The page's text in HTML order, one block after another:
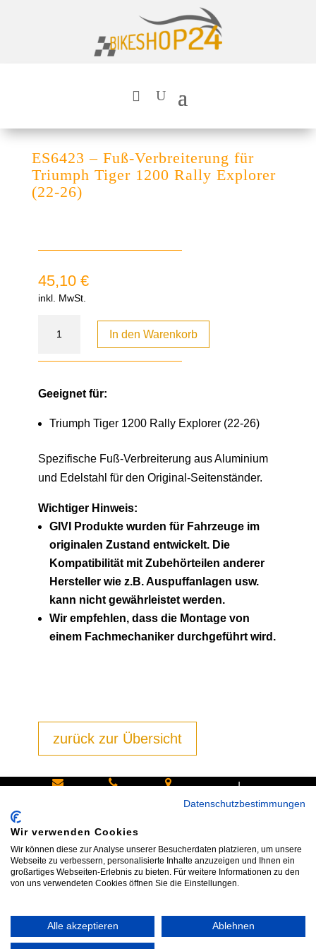
ES6423 – Fuß-Verbreiterung für
Triumph Tiger 1200 Rally Explorer
(22-26)
45,10 €
inkl. MwSt.
In den Warenkorb
Geeignet für:
Triumph Tiger 1200 Rally Explorer (22-26)
Spezifische Fuß-Verbreiterung aus Aluminium
und Edelstahl für den Original-Seitenständer.
Wichtiger Hinweis:
GIVI Produkte wurden für Fahrzeuge im
originalen Zustand entwickelt. Die
Kompatibilität mit Zubehörteilen anderer
Hersteller wie z.B. Auspuffanlagen usw.
kann nicht gewährleistet werden.
Wir empfehlen, dass die Montage von
einem Fachmechaniker durchgeführt wird.
zurück zur Übersicht
info@bike
shop24.n
et
an:
Tel.+49
172 40 59
85540
Haar bei
|
Impressum|AGB Widerrufsrecht
Datenschutzbestimmungen
Wir verwenden Cookies
Wir können diese zur Analyse unserer Besucherdaten platzieren, um unsere
Webseite zu verbessern, personalisierte Inhalte anzuzeigen und Ihnen ein
großartiges Webseiten-Erlebnis zu bieten. Für weitere Informationen zu den
von uns verwendeten Cookies öffnen Sie die Einstellungen.
Alle akzeptieren Ablehnen